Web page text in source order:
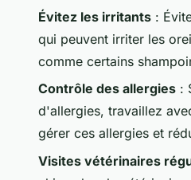
Évitez les irritants :
qui peuvent irriter les
comme certains
Contrôle des allergies :
d'allergies, travaillez
gérer ces allergies et
Visites vétérinaires